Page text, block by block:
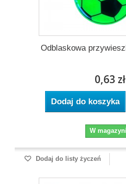
Odblaskowa
0,63 zł
Dodaj do koszyka
W
Dodaj do listy życzeń